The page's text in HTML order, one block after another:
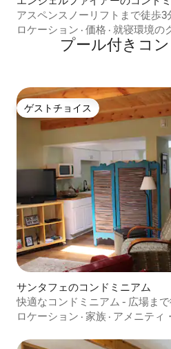
アスペンスノーリフトまで徒歩3
ニアム
ロケーション · 価格 · 就寝環境の
プール付きコ
ゲストチョイス
ゲストチョイス
サンタフェのコンドミニアム
快適なコンドミニアム - 広場ま
ロケーション · 家族 · アメニティ